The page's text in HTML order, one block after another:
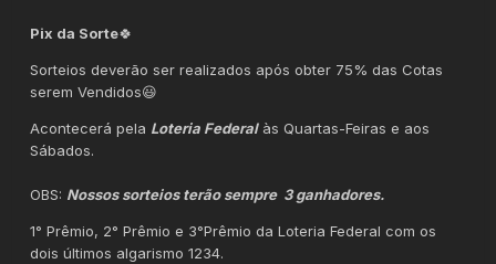
Pix da Sorte🍀
Sorteios deverão ser realizados após obter 75% das Cotas
serem Vendidos😃
Acontecerá pela Loteria Federalàs Quartas-Feiras e aos
Sábados.
OBS: Nossos sorteios terão sempre 3 ganhadores.
1° Prêmio, 2° Prêmio e 3°Prêmio da Loteria Federal com os
dois últimos algarismo 1234.